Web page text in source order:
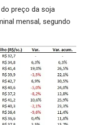
preço da soja
mensal, segundo